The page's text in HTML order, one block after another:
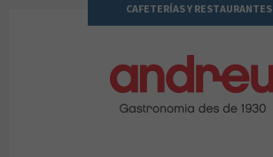
CAFETERÍAS Y RESTAURANTES
ANDREU